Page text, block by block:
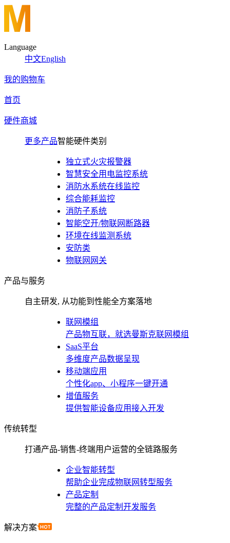
Language
中文English
我的购物车
首页
硬件商城
更多产品智能硬件类别
独立式火灾报警器
智慧安全用电监控系统
消防水系统在线监控
综合能耗监控
消防子系统
智能空开/物联网断路器
环境在线监测系统
安防类
物联网网关
产品与服务
自主研发, 从功能到性能全方案落地
联网模组
产品物互联，就选曼斯克联网模组
SaaS平台
多维度产品数据呈现
移动端应用
个性化app、小程序一键开通
增值服务
提供智能设备应用接入开发
传统转型
打通产品-销售-终端用户运营的全链路服务
企业智能转型
帮助企业完成物联网转型服务
产品定制
完整的产品定制开发服务
解决方案